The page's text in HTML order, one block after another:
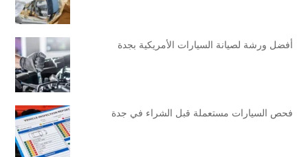
أفضل ورشة لصيانة السيارات الأمريكية بجدة
فحص السيارات مستعملة قبل الشراء في جدة